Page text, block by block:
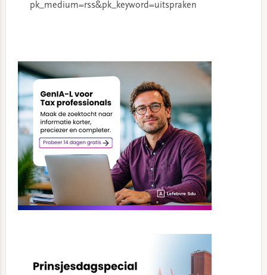
pk_medium=rss&pk_keyword=uitspraken
Sidebar